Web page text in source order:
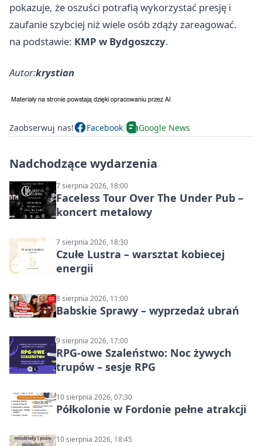
pokazuje, że oszuści potrafią wykorzystać presję i
zaufanie szybciej niż wiele osób zdąży zareagować.
na podstawie: KMP w Bydgoszczy.
Autor:krystian
Zaobserwuj nas! Facebook Google News
Nadchodzące wydarzenia
7 sierpnia 2026, 18:00
Faceless Tour Over The Under Pub –
koncert metalowy
7 sierpnia 2026, 18:30
Czułe Lustra – warsztat kobiecej
energii
8 sierpnia 2026, 11:00
Babskie Sprawy – wyprzedaż ubrań
9 sierpnia 2026, 17:00
RPG-owe Szaleństwo: Noc żywych
trupów – sesje RPG
10 sierpnia 2026, 07:30
Półkolonie w Fordonie pełne atrakcji
10 sierpnia 2026, 18:45